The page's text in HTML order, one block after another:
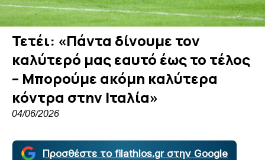
Τετέι: «Πάντα δίνουμε τον
καλύτερό μας εαυτό έως το τέλος
– Μπορούμε ακόμη καλύτερα
κόντρα στην Ιταλία»
04/06/2026
Προσθέστε το filathlos.gr στην Google